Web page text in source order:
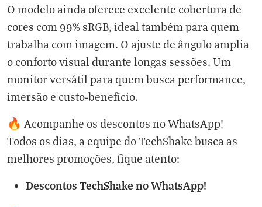
O modelo ainda oferece excelente cobertura de
cores com 99% sRGB, ideal também para quem
trabalha com imagem. O ajuste de ângulo amplia
o conforto visual durante longas sessões. Um
monitor versátil para quem busca performance,
imersão e custo-benefício.
🔥 Acompanhe os descontos no WhatsApp!
Todos os dias, a equipe do TechShake busca as
melhores promoções, fique atento:
Descontos TechShake no WhatsApp!